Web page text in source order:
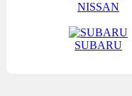
NISSAN
SUBARU